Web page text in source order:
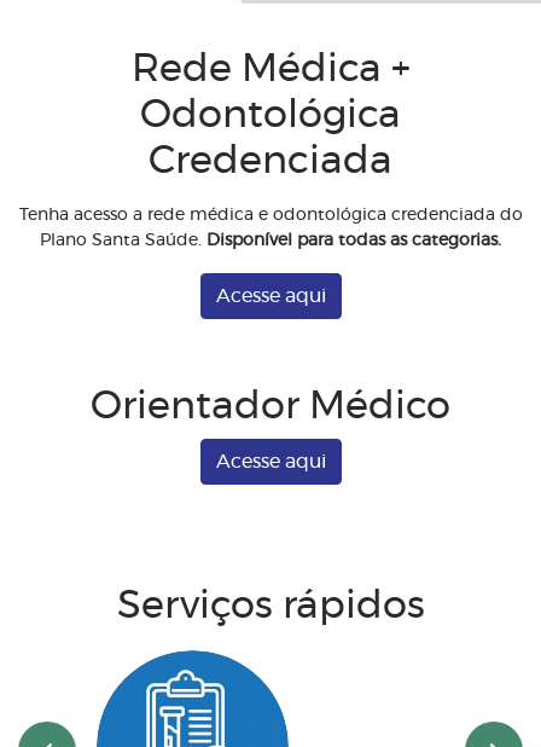
Rede Médica +
Odontológica
Credenciada
Tenha acesso a rede médica e odontológica credenciada do
Plano Santa Saúde. Disponível para todas as categorias.
Acesse aqui
Orientador Médico
Acesse aqui
Serviços rápidos